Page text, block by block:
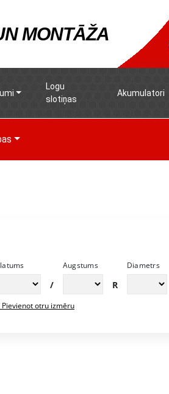
MONTĀŽA
Logu
slotiņas
Akumulatori
/
Augstums
R
Diametrs
Pievienot otru izmēru